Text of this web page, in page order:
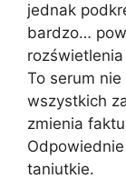
jednak
bardzo…
To serum nie
wszystkich
zmienia
taniutkie.